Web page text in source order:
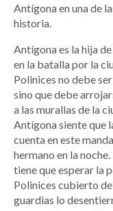
Antígona en una de
historia.
Antígona es la hija
en la batalla por la
Polinices no debe
sino que debe
a las murallas de la
Antígona siente que
cuenta en este
hermano en la
tiene que esperar la
Polinices cubierto
guardias lo